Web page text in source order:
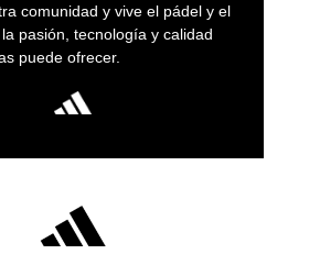
comunidad y vive el pádel y el
pasión, tecnología y calidad
puede ofrecer.